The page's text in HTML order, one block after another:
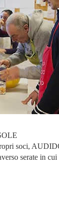
soci,
serate in